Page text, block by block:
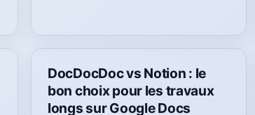
DocDocDoc vs Notion : le
bon choix pour les travaux
longs sur Google Docs